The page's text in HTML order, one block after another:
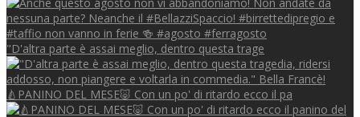
"D'altra parte è assai meglio, dentro questa trage
🍐PANINO DEL MESE🐷 Con un po' di ritardo ecco il pa